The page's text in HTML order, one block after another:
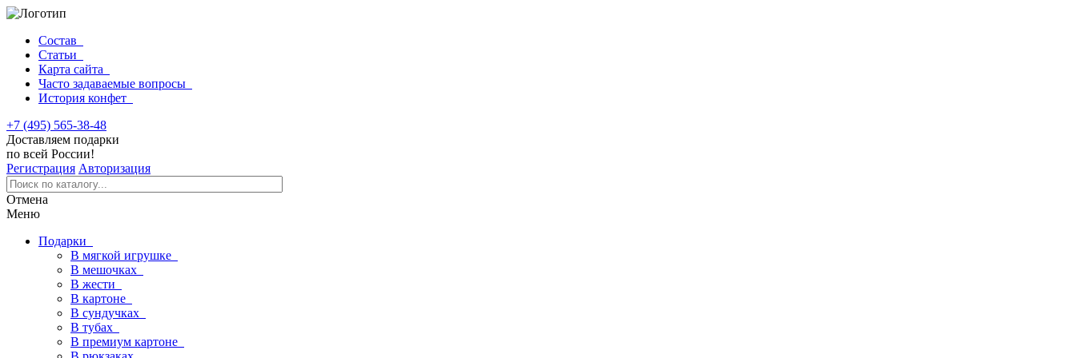
Состав
Статьи
Карта сайта
Часто задаваемые вопросы
История конфет
+7 (495) 565-38-48
Доставляем подарки
по всей России!
Регистрация Авторизация
Отмена
Меню
Подарки
В мягкой игрушке
В мешочках
В жести
В картоне
В сундучках
В тубах
В премиум картоне